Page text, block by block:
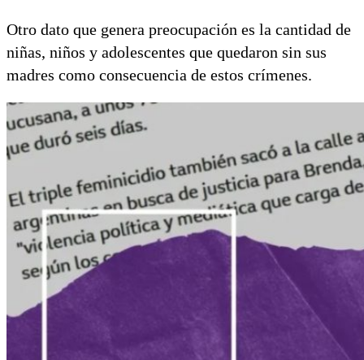
Otro dato que genera preocupación es la cantidad de
niñas, niños y adolescentes que quedaron sin sus
madres como consecuencia de estos crímenes.